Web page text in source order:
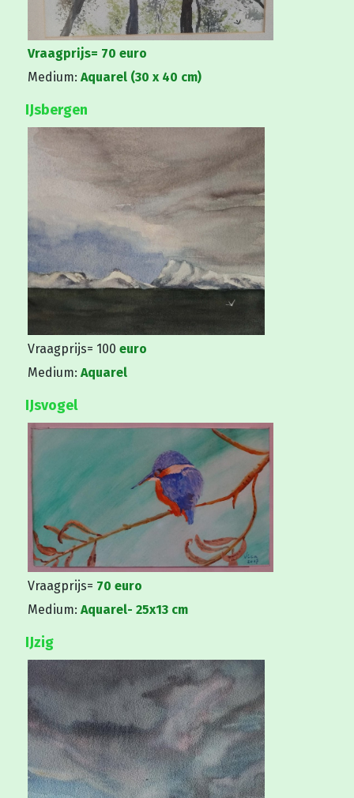
Vraagprijs= 70 euro
Medium: Aquarel (30 x 40 cm)
IJsbergen
Vraagprijs= 100 euro
Medium: Aquarel
IJsvogel
Vraagprijs= 70 euro
Medium: Aquarel- 25x13 cm
IJzig